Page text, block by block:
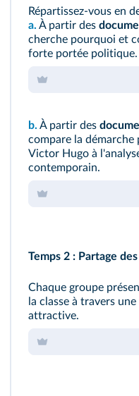
Répartissez‑vous en
a. À partir des
cherche pourquoi et
forte portée politique.
b. À partir des
compare la
Victor Hugo à
contemporain.
Temps 2 : Partage
Chaque groupe
la classe à travers
attractive.